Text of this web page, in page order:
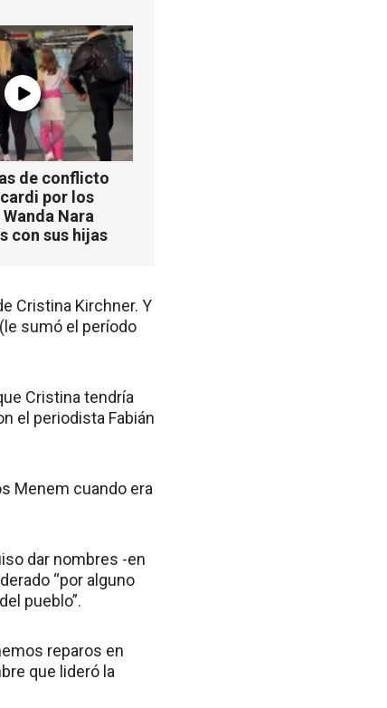
de conflicto
por los
Nara
con sus hijas
Cristina Kirchner. Y
sumó el período
Cristina tendría
el periodista Fabián
Menem cuando era
dar nombres -en
“por alguno
pueblo”.
reparos en
que lideró la